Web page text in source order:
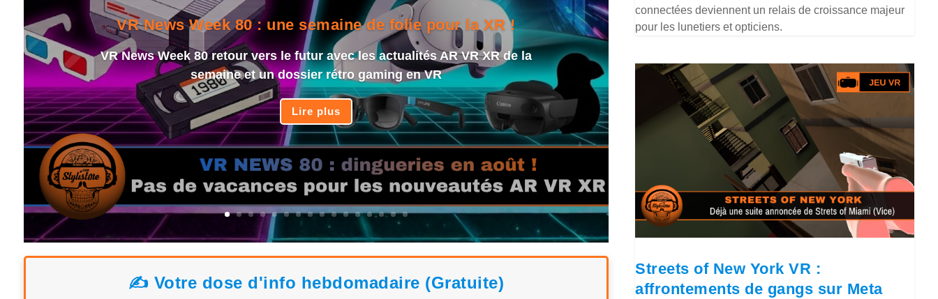
VR News Week 80 : une semaine de folie pour la XR !
VR News Week 80 retour vers le futur avec les actualités AR VR XR de la
semaine et un dossier rétro gaming en VR
Lire plus
✍️ Votre dose d'info hebdomadaire (Gratuite)
connectées deviennent un relais de croissance majeur
pour les lunetiers et opticiens.
Streets of New York VR :
affrontements de gangs sur Meta